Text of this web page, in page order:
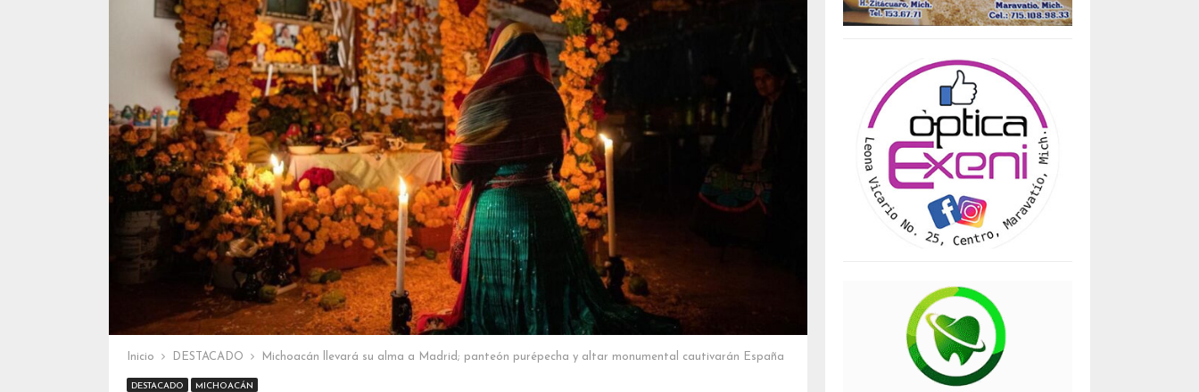
Inicio DESTACADO Michoacán llevará su alma a Madrid; panteón purépecha y altar monumental cautivarán España
DESTACADO MICHOACÁN